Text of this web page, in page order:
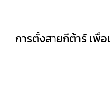
การตั้งสายกีต้าร์ เพื่อ